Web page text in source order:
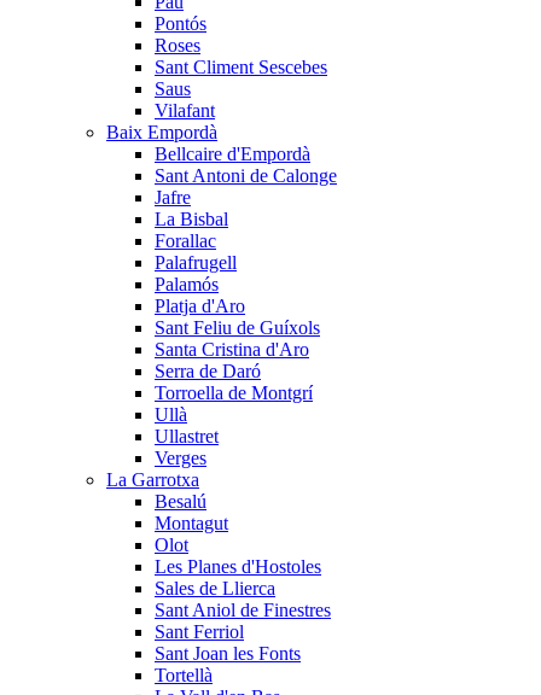
Pontós
Roses
Sant Climent Sescebes
Saus
Vilafant
Baix Empordà
Bellcaire d'Empordà
Sant Antoni de Calonge
Jafre
La Bisbal
Forallac
Palafrugell
Palamós
Platja d'Aro
Sant Feliu de Guíxols
Santa Cristina d'Aro
Serra de Daró
Torroella de Montgrí
Ullà
Ullastret
Verges
La Garrotxa
Besalú
Montagut
Olot
Les Planes d'Hostoles
Sales de Llierca
Sant Aniol de Finestres
Sant Ferriol
Sant Joan les Fonts
Tortellà